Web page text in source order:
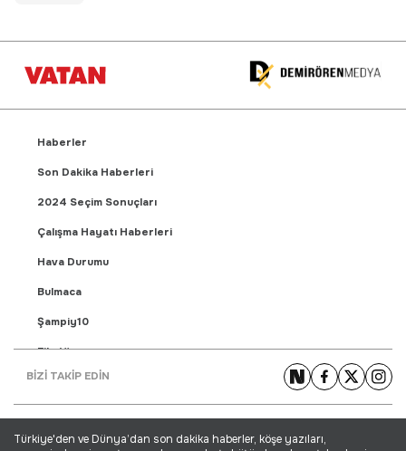
Haberler
Son Dakika Haberleri
2024 Seçim Sonuçları
Çalışma Hayatı Haberleri
Hava Durumu
Bulmaca
Şampiy10
Fikstür
Puan Durumu
Yaşam Haberleri
BİZİ TAKİP EDİN
Türkiye'den ve Dünya’dan son dakika haberler, köşe yazıları,